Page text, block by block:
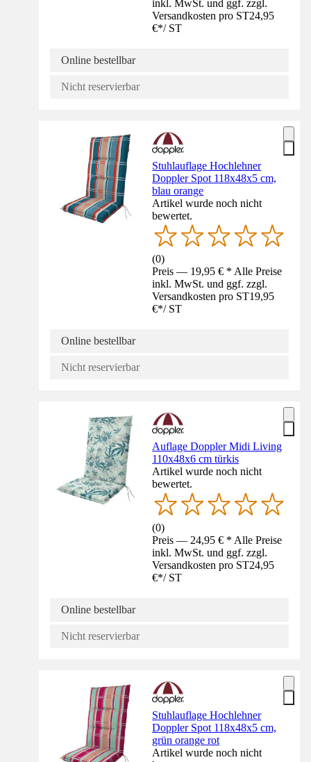
inkl. MwSt. und ggf. zzgl.
Versandkosten pro ST24,95
€*/ ST
Online bestellbar
Nicht reservierbar
Stuhlauflage Hochlehner
Doppler Spot 118x48x5 cm,
blau orange
Artikel wurde noch nicht
bewertet.
(0)
Preis — 19,95 € * Alle Preise
inkl. MwSt. und ggf. zzgl.
Versandkosten pro ST19,95
€*/ ST
Online bestellbar
Nicht reservierbar
Auflage Doppler Midi Living
110x48x6 cm türkis
Artikel wurde noch nicht
bewertet.
(0)
Preis — 24,95 € * Alle Preise
inkl. MwSt. und ggf. zzgl.
Versandkosten pro ST24,95
€*/ ST
Online bestellbar
Nicht reservierbar
Stuhlauflage Hochlehner
Doppler Spot 118x48x5 cm,
grün orange rot
Artikel wurde noch nicht